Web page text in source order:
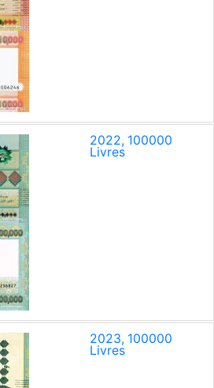
2022, 100000
Livres
2023, 100000
Livres